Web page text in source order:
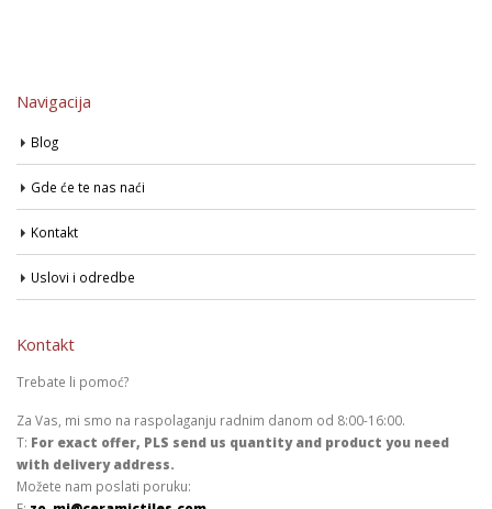
Navigacija
Blog
Gde će te nas naći
Kontakt
Uslovi i odredbe
Kontakt
Trebate li pomoć?
Za Vas, mi smo na raspolaganju radnim danom od 8:00-16:00.
T: For exact offer, PLS send us quantity and product you need
with delivery address.
Možete nam poslati poruku: